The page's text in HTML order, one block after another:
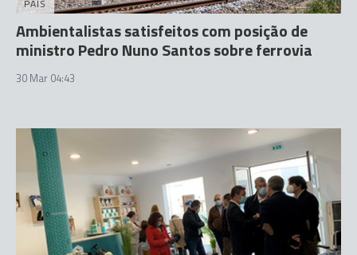
PAÍS
Ambientalistas satisfeitos com posição de
ministro Pedro Nuno Santos sobre ferrovia
30 Mar 04:43